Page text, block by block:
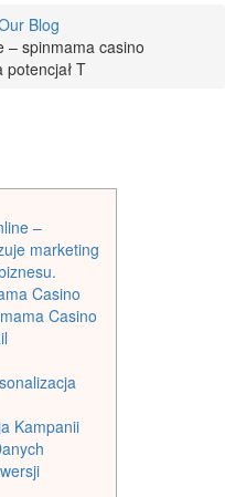
Blog
– spinmama casino
T
–
marketing
Casino
Casino
Kampanii